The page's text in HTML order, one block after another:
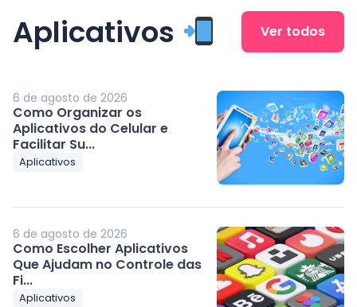
Aplicativos Ver todos
6 de agosto de 2026
Como Organizar os
Aplicativos do Celular e
Facilitar Su...
Aplicativos
6 de agosto de 2026
Como Escolher Aplicativos
Que Ajudam no Controle das
Fi...
Aplicativos